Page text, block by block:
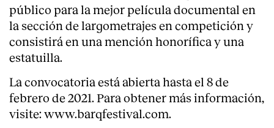
público para la mejor película documental en
la sección de largometrajes en competición y
consistirá en una mención honorífica y una
estatuilla.
La convocatoria está abierta hasta el 8 de
febrero de 2021. Para obtener más información,
visite:www.barqfestival.com.